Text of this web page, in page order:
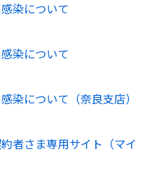
染について
染について
染について（奈良支店）
者さま専用サイト（マイ